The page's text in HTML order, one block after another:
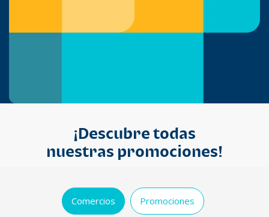
¡Descubre todas
nuestras promociones!
Comercios Promociones